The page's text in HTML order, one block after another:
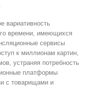
вариативность
времени, имеющихся
сервисы
к миллионам картин,
устраняя потребность
платформы
с товарищами и